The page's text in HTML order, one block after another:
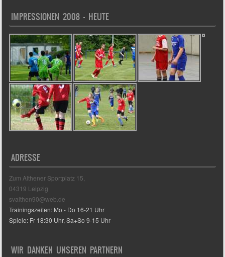
IMPRESSIONEN 2008 – HEUTE
ADRESSE
Zum Althener Sportplatz 15,
04319 Leipzig
svalthen90@web.de
Trainingszeiten: Mo - Do 16-21 Uhr
Spiele: Fr 18:30 Uhr, Sa+So 9-15 Uhr
WIR DANKEN UNSEREN PARTNERN